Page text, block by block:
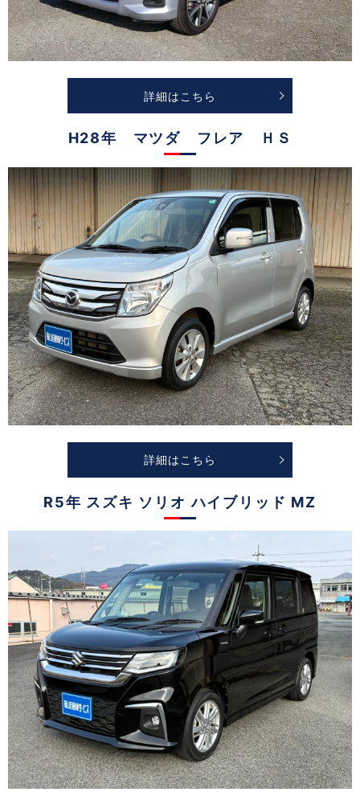
詳細はこちら
H28年 マツダ フレア ＨＳ
詳細はこちら
R5年 スズキ ソリオ ハイブリッド MZ